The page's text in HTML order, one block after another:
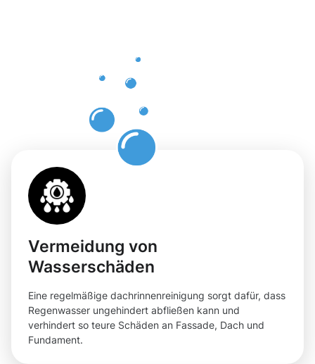
Vermeidung von
Wasserschäden
Eine regelmäßige dachrinnenreinigung sorgt dafür, dass
Regenwasser ungehindert abfließen kann und
verhindert so teure Schäden an Fassade, Dach und
Fundament.